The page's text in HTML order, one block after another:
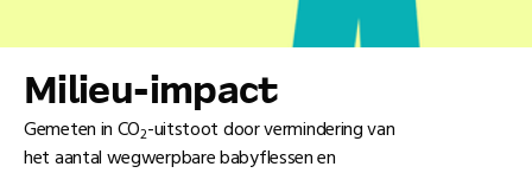
Milieu-impact
Gemeten in CO2-uitstoot door vermindering van
het aantal wegwerpbare babyflessen en